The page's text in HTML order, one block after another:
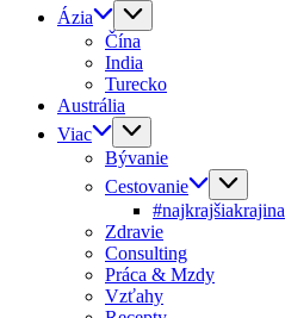
Ázia
Čína
India
Turecko
Austrália
Viac
Bývanie
Cestovanie
#najkrajšiakrajina
Zdravie
Consulting
Práca & Mzdy
Vzťahy